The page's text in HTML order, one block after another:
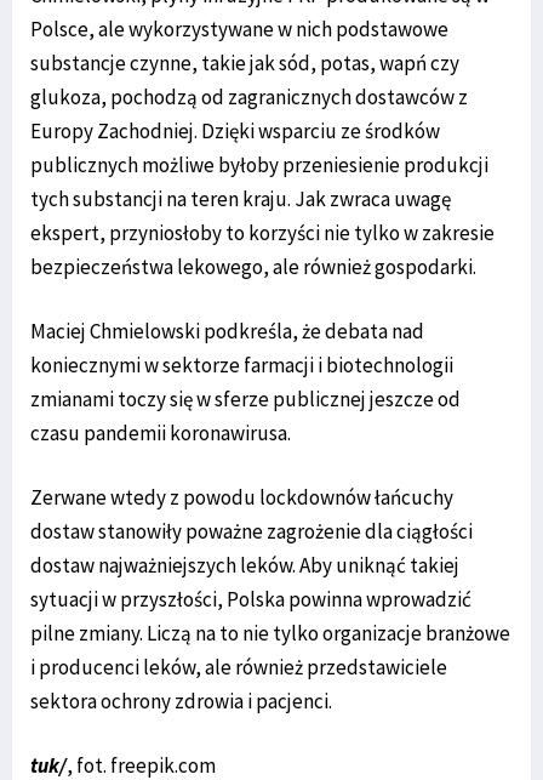
Polsce, ale wykorzystywane w nich podstawowe
substancje czynne, takie jak sód, potas, wapń czy
glukoza, pochodzą od zagranicznych dostawców z
Europy Zachodniej. Dzięki wsparciu ze środków
publicznych możliwe byłoby przeniesienie produkcji
tych substancji na teren kraju. Jak zwraca uwagę
ekspert, przyniosłoby to korzyści nie tylko w zakresie
bezpieczeństwa lekowego, ale również gospodarki.
Maciej Chmielowski podkreśla, że debata nad
koniecznymi w sektorze farmacji i biotechnologii
zmianami toczy się w sferze publicznej jeszcze od
czasu pandemii koronawirusa.
Zerwane wtedy z powodu lockdownów łańcuchy
dostaw stanowiły poważne zagrożenie dla ciągłości
dostaw najważniejszych leków. Aby uniknąć takiej
sytuacji w przyszłości, Polska powinna wprowadzić
pilne zmiany. Liczą na to nie tylko organizacje branżowe
i producenci leków, ale również przedstawiciele
sektora ochrony zdrowia i pacjenci.
tuk/, fot. freepik.com